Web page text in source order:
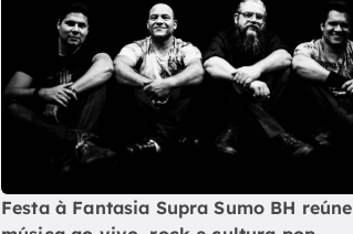
Festa à Fantasia Supra Sumo BH reúne